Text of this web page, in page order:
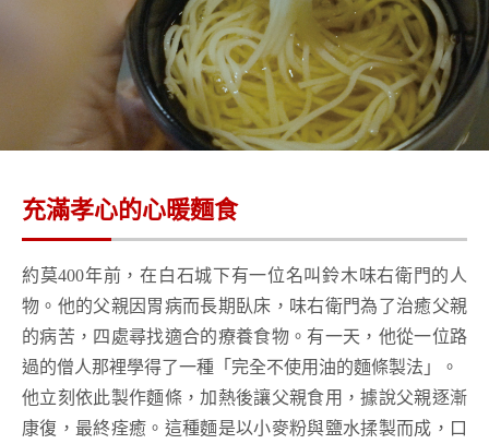
充滿孝心的心暖麵食
約莫400年前，在白石城下有一位名叫鈴木味右衛門的人
物。他的父親因胃病而長期臥床，味右衛門為了治癒父親
的病苦，四處尋找適合的療養食物。有一天，他從一位路
過的僧人那裡學得了一種「完全不使用油的麵條製法」。
他立刻依此製作麵條，加熱後讓父親食用，據說父親逐漸
康復，最終痊癒。這種麵是以小麥粉與鹽水揉製而成，口